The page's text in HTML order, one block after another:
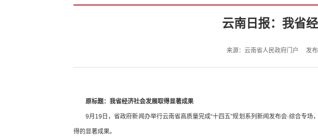
云南日报：我省
来源：云南省人民政府门户 发
原标题：我省经济社会发展取得显著成果
9月19日，省政府新闻办举行云南省高质量完成“十四五”规划系列新闻发布会·综合专
得的显著成果。